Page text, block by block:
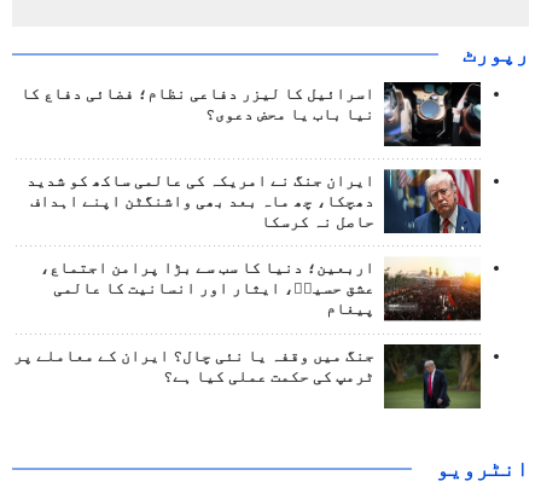
رپورٹ
اسرائیل کا لیزر دفاعی نظام؛ فضائی دفاع کا
نیا باب یا محض دعوی؟
ایران جنگ نے امریکہ کی عالمی ساکھ کو شدید
دھچکا، چھ ماہ بعد بھی واشنگٹن اپنے اہداف
حاصل نہ کرسکا
اربعین؛ دنیا کا سب سے بڑا پرامن اجتماع،
عشق حسینؑ، ایثار اور انسانیت کا عالمی
پیغام
جنگ میں وقفہ یا نئی چال؟ ایران کے معاملے پر
ٹرمپ کی حکمت عملی کیا ہے؟
انٹرويو